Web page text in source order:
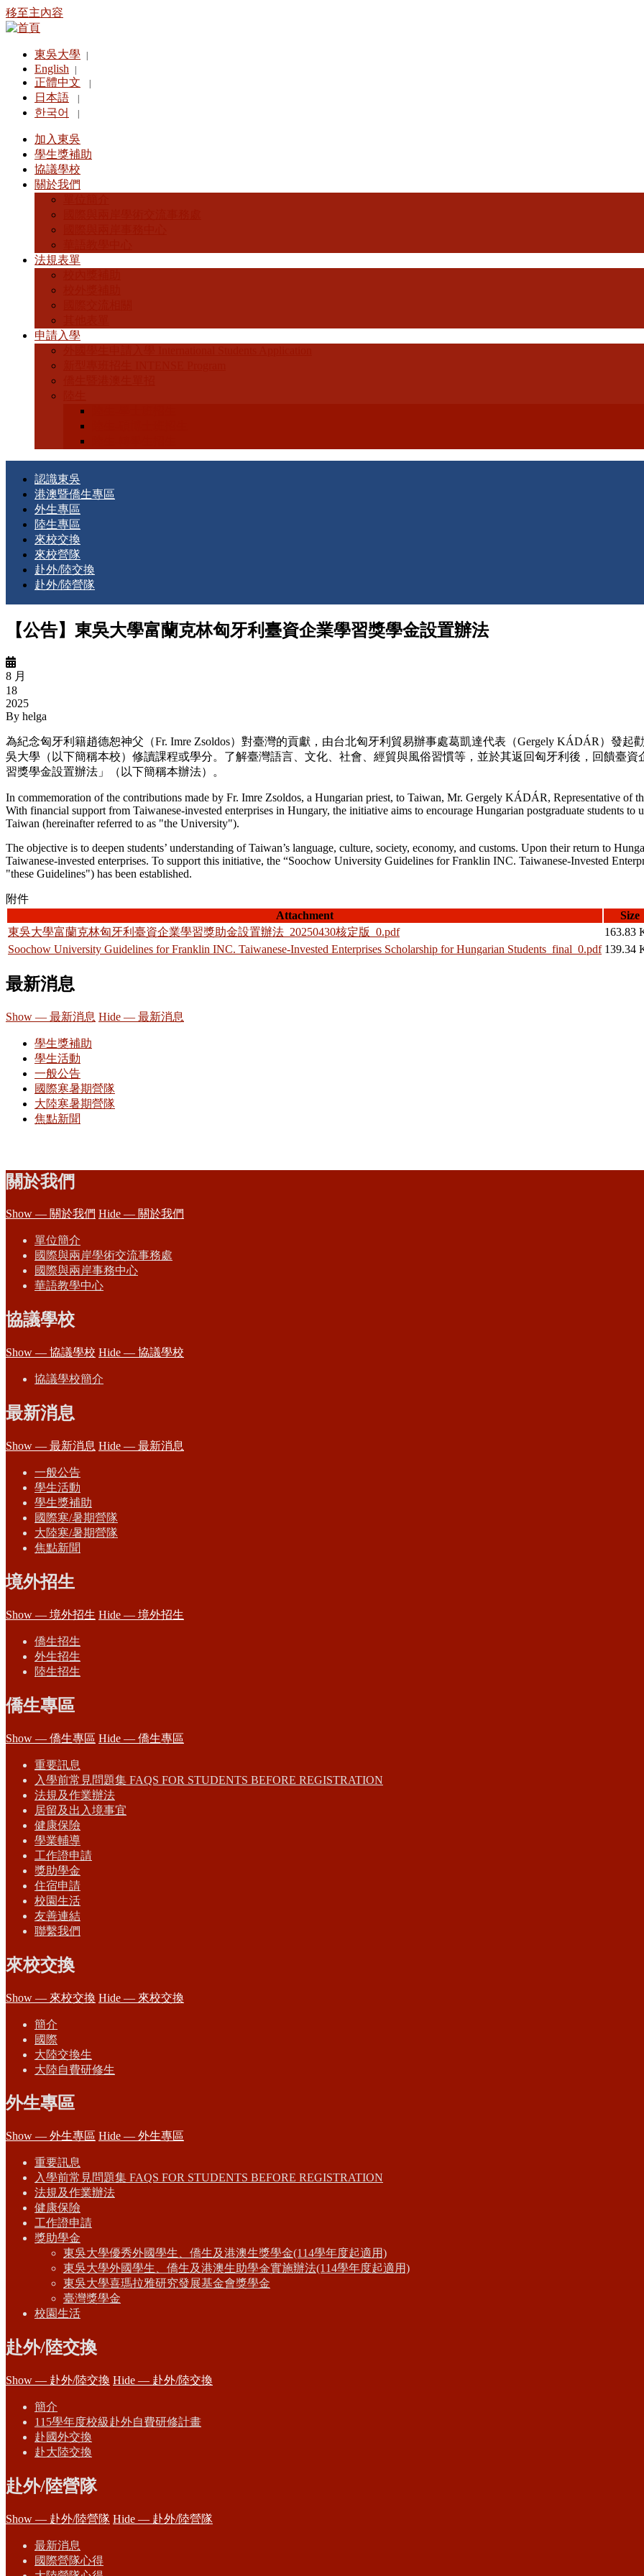
移至主內容
東吳大學
English
正體中文
日本語
한국어
加入東吳
學生獎補助
協議學校
關於我們
法規表單
申請入學
認識東吳
港澳暨僑生專區
外生專區
陸生專區
來校交換
來校營隊
赴外/陸交換
赴外/陸營隊
【公告】東吳大學富蘭克林匈牙利臺資企業學習獎學金設置辦法
8 月
18
2025
By helga
為紀念匈牙利籍趙德恕神父（Fr. Imre Zsoldos） 對臺灣的貢獻，由台北匈牙利貿易辦事處葛凱達代表（Gergely KÁDÁR ）發起
吳大學（以下簡稱本校）修讀課程或學分。了解臺灣語言、文化、社會、經貿與風俗習慣等，並於其返回匈牙利後，回饋臺
習獎學金設置辦法」（以下簡稱本辦法）。
In commemoration of the contributions made by Fr. Imre Zsoldos, a Hungarian priest, to Taiwan, Mr. Gergely KÁDÁR, Representative of
With financial support from Taiwanese-invested enterprises in Hungary, the initiative aims to encourage Hungarian postgraduate students
Taiwan (hereinafter referred to as "the University").
The objective is to deepen students’ understanding of Taiwan’s language, culture, society, economy, and customs. Upon their return to
Taiwanese-invested enterprises. To support this initiative, the “Soochow University Guidelines for Franklin INC. Taiwanese-Invested
"these Guidelines") has been established.
附件
Attachment
Size
東吳大學富蘭克林匈牙利臺資企業學習獎助金設置辦法_20250430核定版_0.pdf
163.83
Soochow University Guidelines for Franklin INC. Taiwanese-Invested Enterprises Scholarship for Hungarian Students_final_0.pdf 139.34
最新消息
Show — 最新消息 Hide — 最新消息
學生獎補助
學生活動
一般公告
國際寒暑期營隊
大陸寒暑期營隊
焦點新聞
關於我們
Show — 關於我們 Hide — 關於我們
單位簡介
國際與兩岸學術交流事務處
國際與兩岸事務中心
華語教學中心
協議學校
Show — 協議學校 Hide — 協議學校
協議學校簡介
最新消息
Show — 最新消息 Hide — 最新消息
一般公告
學生活動
學生獎補助
國際寒/暑期營隊
大陸寒/暑期營隊
焦點新聞
境外招生
Show — 境外招生 Hide — 境外招生
僑生招生
外生招生
陸生招生
僑生專區
Show — 僑生專區 Hide — 僑生專區
重要訊息
入學前常見問題集 FAQS FOR STUDENTS BEFORE REGISTRATION
法規及作業辦法
居留及出入境事宜
健康保險
學業輔導
工作證申請
獎助學金
住宿申請
校園生活
友善連結
聯繫我們
來校交換
Show — 來校交換 Hide — 來校交換
簡介
國際
大陸交換生
大陸自費研修生
外生專區
Show — 外生專區 Hide — 外生專區
重要訊息
入學前常見問題集 FAQS FOR STUDENTS BEFORE REGISTRATION
法規及作業辦法
健康保險
工作證申請
獎助學金
東吳大學優秀外國學生、僑生及港澳生獎學金(114學年度起適用)
東吳大學外國學生、僑生及港澳生助學金實施辦法(114學年度起適用)
東吳大學喜瑪拉雅研究發展基金會獎學金
臺灣獎學金
校園生活
赴外/陸交換
Show — 赴外/陸交換 Hide — 赴外/陸交換
簡介
115學年度校級赴外自費研修計畫
赴國外交換
赴大陸交換
赴外/陸營隊
Show — 赴外/陸營隊 Hide — 赴外/陸營隊
最新消息
國際營隊心得